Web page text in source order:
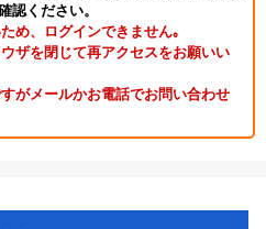
認ください。
め、ログインできません｡
ザを閉じて再アクセスをお願いい
がメールかお電話でお問い合わせ